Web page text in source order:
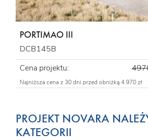
PORTIMAO III
DCB145B
Cena projektu:
Najniższa cena z 30 dni przed obniżką 4 970 zł
PROJEKT NOVARA
KATEGORII